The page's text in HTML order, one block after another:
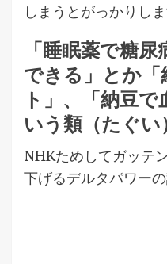
しまうとがっかりし
「睡眠薬で糖
できる」とか「
ト」、「納豆
いう類（たぐい
NHKためしてガッテ
下げるデルタパワー